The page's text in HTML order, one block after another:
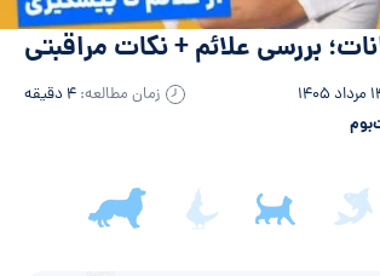
بررسی علائم + نکات مراقبتی
۱۴۰۵ زمان مطالعه: ۴ دقیقه